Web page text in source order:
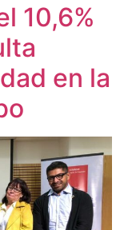
10,6%
en la